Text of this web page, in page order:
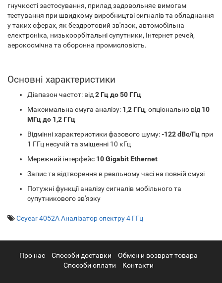
гнучкості застосування, прилад задовольняє вимогам
тестування при швидкому виробництві сигналів та обладнання
у таких сферах, як бездротовий зв'язок, автомобільна
електроніка, низькоорбітальні супутники, Інтернет речей,
аерокосмічна та оборонна промисловість.
Основні характеристики
Діапазон частот: від 2 Гц до 50 ГГц
Максимальна смуга аналізу: 1,2 ГГц, опціонально від 10
МГц до 1,2 ГГц
Відмінні характеристики фазового шуму:-122 dBc/Гц при
1 ГГц несучій та зміщенні 10 кГц
Мережний інтерфейс 10 Gigabit Ethernet
Запис та відтворення в реальному часі на повній смузі
Потужні функції аналізу сигналів мобільного та
супутникового зв'язку
Ceyear 4052A Аналізатор спектру 4 ГГц
Про нас Cпособи доставки
Обмен и возврат товара
Способи оплати
Контакти